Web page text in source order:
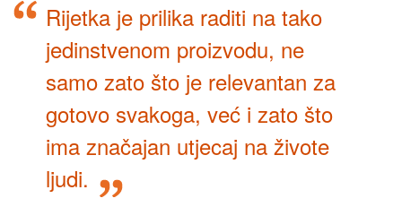
Rijetka je prilika raditi na tako
jedinstvenom proizvodu, ne
samo zato što je relevantan za
gotovo svakoga, već i zato što
ima značajan utjecaj na živote
ljudi.